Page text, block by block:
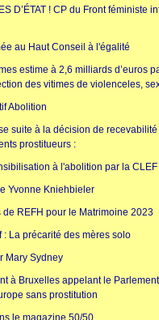
D’ÉTAT ! CP du Front féministe
au Haut Conseil à l'égalité
estime à 2,6 milliards d’euros
des vitimes de violenceles,
Abolition
suite à la décision de
prostitueurs :
à l'abolition par la CLEF
Yvonne Kniehbieler
de REFH pour le Matrimoine 2023
La précarité des mères solo
Mary Sydney
à Bruxelles appelant le
sans prostitution
le magazine 50/50